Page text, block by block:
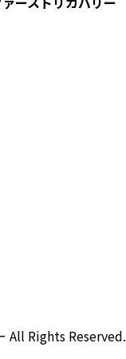
All Rights Reserved.